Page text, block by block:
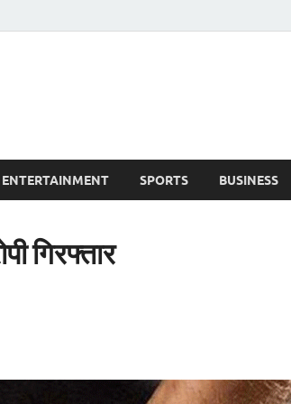
ENTERTAINMENT SPORTS BUSINESS
गिरफ्तार